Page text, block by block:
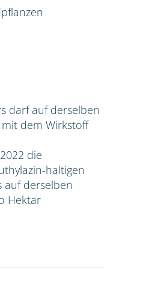
darf auf derselben
dem Wirkstoff
die
haltigen
auf derselben
Hektar